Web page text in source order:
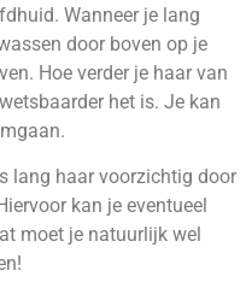
Wanneer je lang
door boven op je
Hoe verder je haar van
het is. Je kan
lang haar voorzichtig door
kan je eventueel
moet je natuurlijk wel